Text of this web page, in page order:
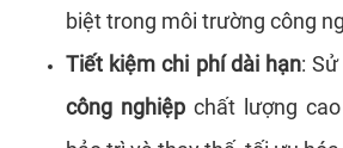
biệt trong môi trường công
Tiết kiệm chi phí dài hạn:
công nghiệpchất lượng